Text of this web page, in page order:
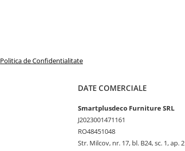
Politica de Confidentialitate
DATE COMERCIALE
Smartplusdeco Furniture SRL
J2023001471161
RO48451048
Str. Milcov, nr. 17, bl. B24, sc. 1, ap. 2